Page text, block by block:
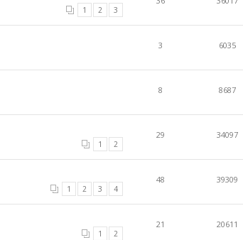
1 2 3
3 6035
8 8687
1 2
29 34097
1 2 3 4
48 39309
1 2
21 20611